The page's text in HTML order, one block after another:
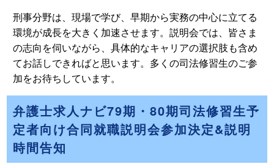
刑事分野は、現場で学び、早期から実務の中心に立てる
環境が成長を大きく加速させます。説明会では、皆さま
の志向を伺いながら、具体的なキャリアの選択肢も含め
てお話しできればと思います。多くの司法修習生のご参
加をお待ちしています。
弁護士求人ナビ79期・80期司法修習生予
定者向け合同就職説明会参加決定&説明
時間告知